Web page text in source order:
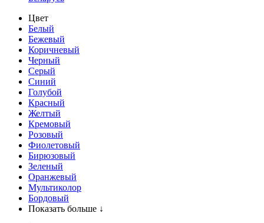
Цвет
Белый
Бежевый
Коричневый
Черный
Серый
Синий
Голубой
Красный
Желтый
Кремовый
Розовый
Фиолетовый
Бирюзовый
Зеленый
Оранжевый
Мультиколор
Бордовый
Показать больше ↓